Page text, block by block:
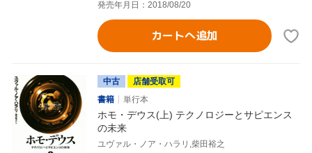
発売年月日：2018/08/20
カートへ追加
中古
店舗受取可
書籍
単行本
ホモ・デウス(上) テクノロジーとサピエンス
の未来
ユヴァル・ノア・ハラリ,柴田裕之